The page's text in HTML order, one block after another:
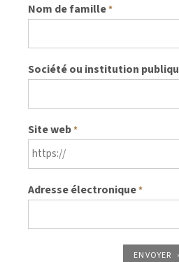
Nom de famille*
Société ou institution
Site web*
Adresse électronique*
ENVOYER